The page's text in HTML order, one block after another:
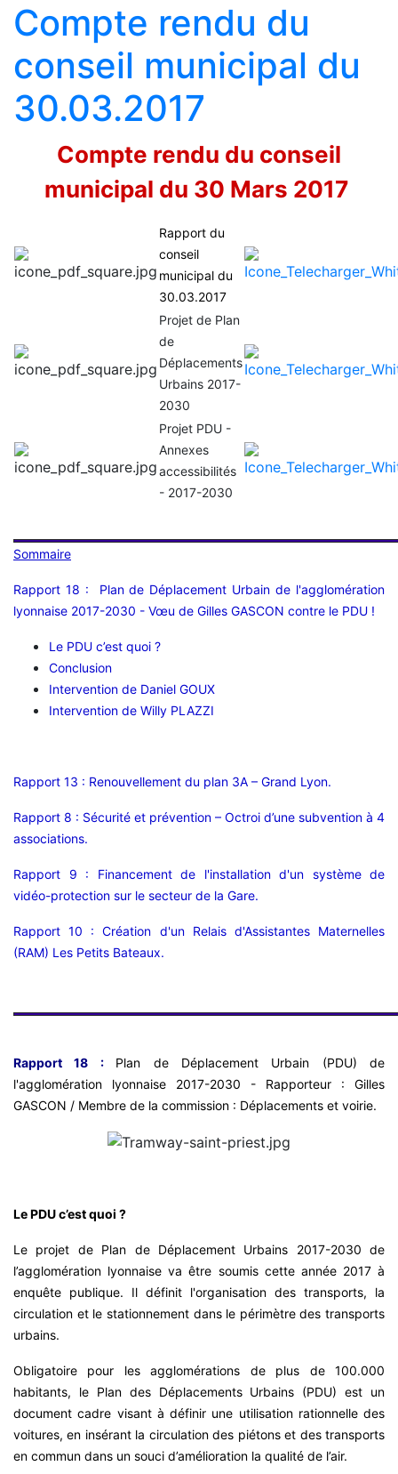
Compte rendu du
conseil municipal du
30.03.2017
Compte rendu du conseil
municipal du 30 Mars 2017
Rapport du
conseil
municipal du
30.03.2017
Projet de Plan
de
Déplacements
Urbains 2017-
2030
Projet PDU -
Annexes
accessibilités
- 2017-2030
Sommaire
Rapport 18 : Plan de Déplacement Urbain de l'agglomération
lyonnaise 2017-2030 - Vœu de Gilles GASCON contre le PDU !
Le PDU c’est quoi ?
Conclusion
Intervention de Daniel GOUX
Intervention de Willy PLAZZI
Rapport 13 : Renouvellement du plan 3A – Grand Lyon.
Rapport 8 : Sécurité et prévention – Octroi d’une subvention à 4
associations.
Rapport 9 : Financement de l'installation d'un système de
vidéo-protection sur le secteur de la Gare.
Rapport 10 : Création d'un Relais d'Assistantes Maternelles
(RAM) Les Petits Bateaux.
Rapport 18 :
Plan de Déplacement Urbain (PDU) de
l'agglomération lyonnaise 2017-2030 - Rapporteur : Gilles
GASCON / Membre de la commission : Déplacements et voirie.
Le PDU c’est quoi ?
Le projet de Plan de Déplacement Urbains 2017-2030 de
l’agglomération lyonnaise va être soumis cette année 2017 à
enquête publique. Il définit l'organisation des transports, la
circulation et le stationnement dans le périmètre des transports
urbains.
Obligatoire pour les agglomérations de plus de 100.000
habitants, le Plan des Déplacements Urbains (PDU) est un
document cadre visant à définir une utilisation rationnelle des
voitures, en insérant la circulation des piétons et des transports
en commun dans un souci d’amélioration la qualité de l’air.